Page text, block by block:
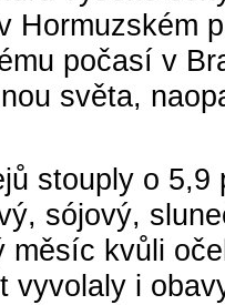
Hormuzském
počasí v
světa,
stouply o
sójový,
měsíc kvůli
vyvolaly i